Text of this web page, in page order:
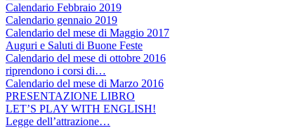
Calendario Febbraio 2019
Calendario gennaio 2019
Calendario del mese di Maggio 2017
Auguri e Saluti di Buone Feste
Calendario del mese di ottobre 2016
riprendono i corsi di…
Calendario del mese di Marzo 2016
PRESENTAZIONE LIBRO
LET’S PLAY WITH ENGLISH!
Legge dell’attrazione…